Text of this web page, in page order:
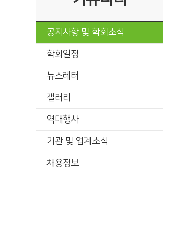
공지사항 및 학회소식
학회일정
뉴스레터
갤러리
역대행사
기관 및 업계소식
채용정보